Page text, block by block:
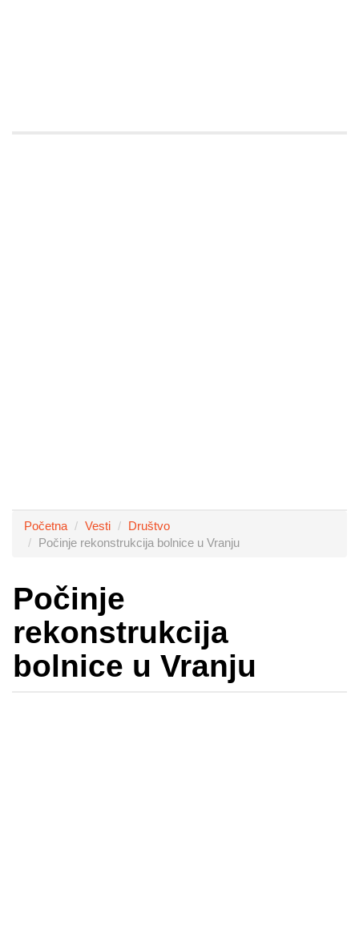
Početna Vesti
Društvo
Počinje rekonstrukcija bolnice u Vranju
Počinje
rekonstrukcija
bolnice u Vranju